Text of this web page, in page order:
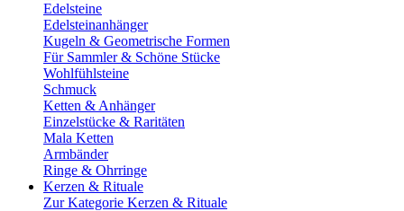
Edelsteine
Edelsteinanhänger
Kugeln & Geometrische Formen
Für Sammler & Schöne Stücke
Wohlfühlsteine
Schmuck
Ketten & Anhänger
Einzelstücke & Raritäten
Mala Ketten
Armbänder
Ringe & Ohrringe
Kerzen & Rituale
Zur Kategorie Kerzen & Rituale